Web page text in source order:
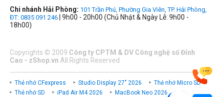
Chi nhánh Hải Phòng: 101 Trần Phú, Phường Gia Viên, TP. Hải Phòng,
ĐT: 0835 091 246 | 9h00 - 20h00 (Chủ Nhật & Ngày Lễ: 9h00 -
18h00)
Copyrights © 2009 Công ty CPTM & DV Công nghệ số Đỉnh
Cao - zShop.vn All Rights Reserved
Thẻ nhớ CFexpress Studio Display 27" 2026
Thẻ nhớ Micro SD
Thẻ nhớ SD
iPad Air M4 2026 MacBook Neo 2026